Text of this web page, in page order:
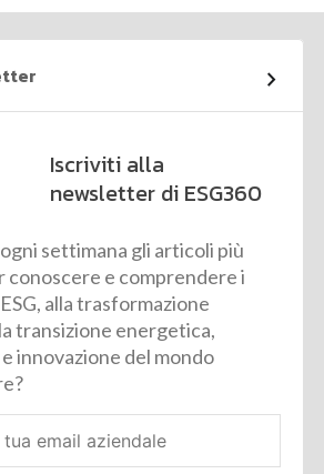
Iscriviti alla
newsletter di ESG360
settimana gli articoli più
e comprendere i
alla trasformazione
transizione energetica,
innovazione del mondo